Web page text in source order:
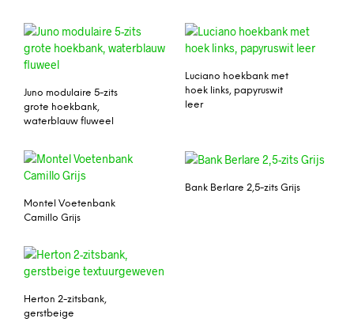
Juno modulaire 5-zits
grote hoekbank,
waterblauw fluweel
Luciano hoekbank met
hoek links, papyruswit
leer
Montel Voetenbank
Camillo Grijs
Bank Berlare 2,5-zits Grijs
Herton 2-zitsbank,
gerstbeige